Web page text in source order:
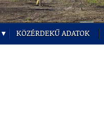
KÖZÉRDEKŰ ADATOK